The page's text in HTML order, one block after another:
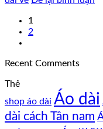
1
2
Recent Comments
Thẻ
shop áo dài Áo dài
dài cách Tân nam